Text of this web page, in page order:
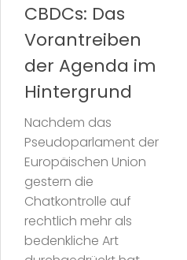
CBDCs: Das
Vorantreiben
der Agenda im
Hintergrund
Nachdem das
Pseudoparlament der
Europäischen Union
gestern die
Chatkontrolle auf
rechtlich mehr als
bedenkliche Art